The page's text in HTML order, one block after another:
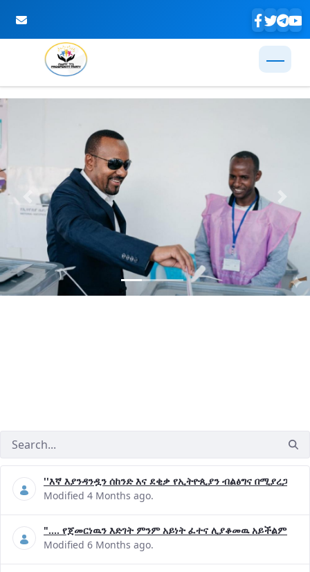
Skip to Main Content
Previous Next
''እኛ እያንዳንዷን ሰከንድ እና ደቂቃ የኢትዮጲያን ብልፅግና
Modified 4 Months ago.
".... የጀመርነዉን እድገት ምንም አይነት ፈተና ሊያቆመዉ አይችልም"-
Modified 6 Months ago.